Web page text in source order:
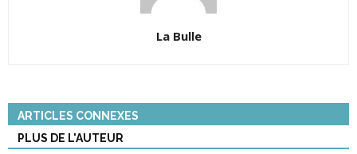
La Bulle
ARTICLES CONNEXES
PLUS DE L'AUTEUR